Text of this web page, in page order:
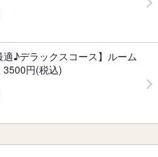
適♪デラックスコース】ルーム
3500円(税込)